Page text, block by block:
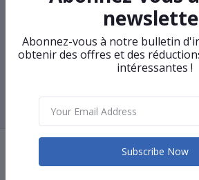
Switch réseau TP-Link TL-
Switch
LS1008
4 5
10
... 81 82
Abonnez-vous à notre bulletin
obtenir des offres et des
intéressantes !
Subscribe Now